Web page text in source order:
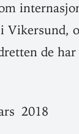
Vikersund,
de har
2018